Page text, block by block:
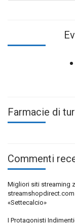
Farmacie di
Commenti
Migliori siti streaming
streamshopdirect.com
«Settecalcio»
I Protagonisti